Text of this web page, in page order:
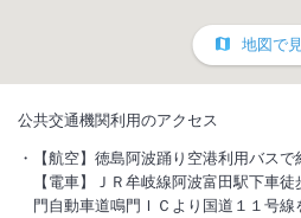
地図で
公共交通機関利用のアクセス
【航空】徳島阿波踊り空港利用バス
【電車】ＪＲ牟岐線阿波富田駅下車
門自動車道鳴門ＩＣより国道１１号